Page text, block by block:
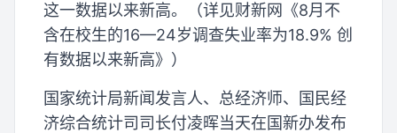
这一数据以来新高。（详见财新网《8月不
含在校生的16—24岁调查失业率为18.9% 创
有数据以来新高》）
国家统计局新闻发言人、总经济师、国民经
济综合统计司司长付凌晖当天在国新办发布